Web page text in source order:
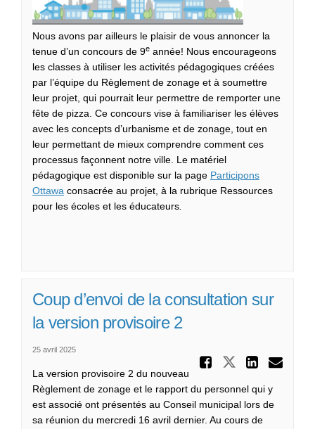
Nous avons par ailleurs le plaisir de vous annoncer la
tenue d’un concours de 9e année! Nous encourageons
les classes à utiliser les activités pédagogiques créées
par l’équipe du Règlement de zonage et à soumettre
leur projet, qui pourrait leur permettre de remporter une
fête de pizza. Ce concours vise à familiariser les élèves
avec les concepts d’urbanisme et de zonage, tout en
leur permettant de mieux comprendre comment ces
processus façonnent notre ville. Le matériel
pédagogique est disponible sur la page Participons
Ottawa consacrée au projet, à la rubrique Ressources
pour les écoles et les éducateurs
Coup d’envoi de la consultation sur
la version provisoire 2
25 avril 2025
Partager
La version provisoire 2 du nouveau
Règlement de zonage et le rapport du personnel qui y
est associé ont présentés au Conseil municipal lors de
sa réunion du mercredi 16 avril dernier. Au cours de